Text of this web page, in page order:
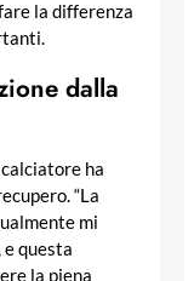
la differenza
dalla
ha
“La
mi
questa
la piena